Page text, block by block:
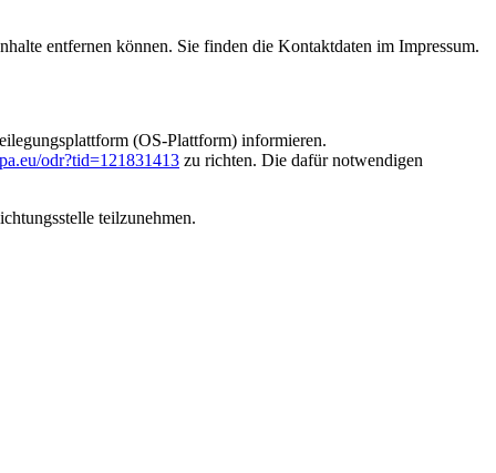
entfernen können. Sie finden die Kontaktdaten im Impressum.
(OS-Plattform) informieren.
odr?tid=121831413 zu richten. Die dafür notwendigen
teilzunehmen.